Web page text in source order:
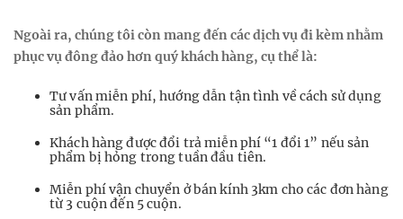
Ngoài ra, chúng tôi còn mang đến các dịch vụ đi kèm nhằm
phục vụ đông đảo hơn quý khách hàng, cụ thể là:
Tư vấn miễn phí, hướng dẫn tận tình về cách sử dụng
sản phẩm.
Khách hàng được đổi trả miễn phí “1 đổi 1” nếu sản
phẩm bị hỏng trong tuần đầu tiên.
Miễn phí vận chuyển ở bán kính 3km cho các đơn hàng
từ 3 cuộn đến 5 cuộn.